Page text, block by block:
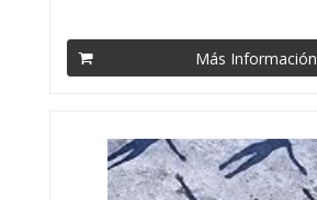
Más Información